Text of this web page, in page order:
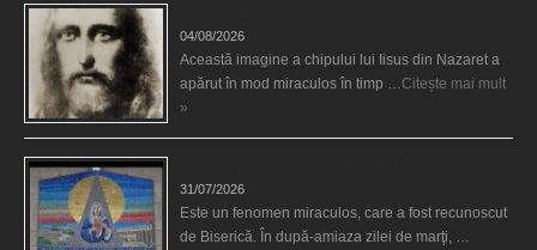
04/08/2026
Această imagine a chipului lui Iisus din Nazaret a
apărut în mod miraculos în timp …Citește mai mult
»
31/07/2026
Este un fenomen miraculos, care a fost recunoscut
de Biserică. În după-amiaza zilei de marţi, …